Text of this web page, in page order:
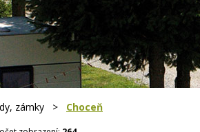
zámky > Choceň